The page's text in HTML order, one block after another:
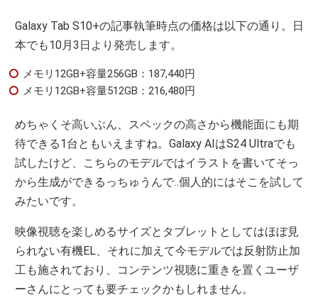
Galaxy Tab S10+の記事執筆時点の価格は以下の通り。日
本でも10月3日より発売します。
メモリ12GB+容量256GB：187,440円
メモリ12GB+容量512GB：216,480円
めちゃくそ高いぶん、スペックの高さから機能面にも期
待できる1台ともいえますね。Galaxy AIはS24 Ultraでも
試したけど、こちらのモデルではイラストを書いてそっ
から生成ができるっちゅうんで‥個人的にはそこを試して
みたいです。
映像視聴を楽しめるサイズとタブレットとしてはほぼ見
られない有機EL、それに加えて今モデルでは反射防止加
工も施されており、コンテンツ視聴に重きを置くユーザ
ーさんにとっても要チェックかもしれません。